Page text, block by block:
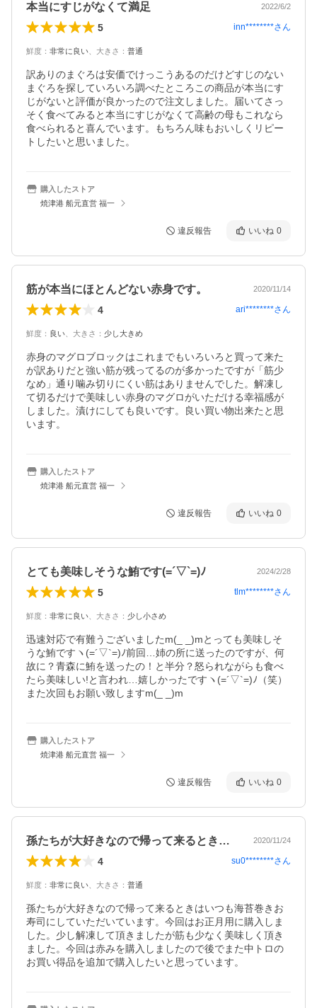
本当にすじがなくて満足 2022/6/2
5 inn********さん
鮮度 ： 非常に良い 大きさ ： 普通
訳ありのまぐろは安価でけっこうあるのだけどすじのない
まぐろを探していろいろ調べたところこの商品が本当にす
じがないと評価が良かったので注文しました。届いてさっ
そく食べてみると本当にすじがなくて高齢の母もこれなら
食べられると喜んでいます。もちろん味もおいしくリピー
トしたいと思いました。
購入したストア
焼津港 船元直営 福一
違反報告 いいね 0
筋が本当にほとんどない赤身です。 2020/11/14
4 ari********さん
鮮度 ： 良い 大きさ ： 少し大きめ
赤身のマグロブロックはこれまでもいろいろと買って来た
が訳ありだと強い筋が残ってるのが多かったですが「筋少
なめ」通り噛み切りにくい筋はありませんでした。解凍し
て切るだけで美味しい赤身のマグロがいただける幸福感が
しました。漬けにしても良いです。良い買い物出来たと思
います。
購入したストア
焼津港 船元直営 福一
違反報告 いいね 0
とても美味しそうな鮪です(=´▽`=)ﾉ 2024/2/28
5 tlm********さん
鮮度 ： 非常に良い 大きさ ： 少し小さめ
迅速対応で有難うございましたm(_ _)mとっても美味しそ
うな鮪ですヽ(=´▽`=)ﾉ前回…姉の所に送ったのですが、何
故に？青森に鮪を送ったの！と半分？怒られながらも食べ
たら美味しい!と言われ…嬉しかったですヽ(=´▽`=)ﾉ（笑）
また次回もお願い致しますm(_ _)m
購入したストア
焼津港 船元直営 福一
違反報告 いいね 0
孫たちが大好きなので帰って来るときはい… 2020/11/24
4 su0********さん
鮮度 ： 非常に良い 大きさ ： 普通
孫たちが大好きなので帰って来るときはいつも海苔巻きお
寿司にしていただいています。今回はお正月用に購入しま
した。少し解凍して頂きましたが筋も少なく美味しく頂き
ました。今回は赤みを購入しましたので後でまた中トロの
お買い得品を追加で購入したいと思っています。